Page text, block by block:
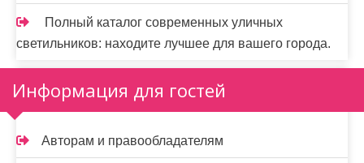
Полный каталог современных уличных
светильников: находите лучшее для вашего города.
Информация для гостей
Авторам и правообладателям